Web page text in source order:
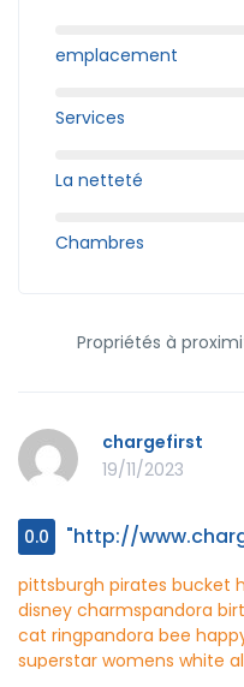
emplacement
Services
La netteté
Chambres
Propriétés à
chargefirst
19/11/2023
0.0 "http://
pittsburgh pirates bucket
disney charmspandora
cat ringpandora bee
superstar womens white